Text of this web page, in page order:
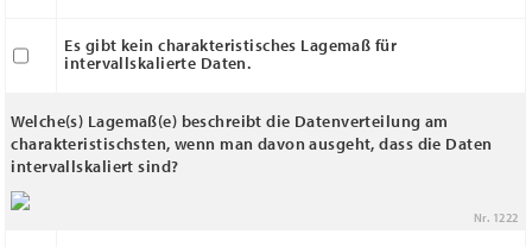
Es gibt kein charakteristisches Lagemaß für
intervallskalierte Daten.
Welche(s) Lagemaß(e) beschreibt die Datenverteilung am
charakteristischsten, wenn man davon ausgeht, dass die Daten
intervallskaliert sind?
Nr. 1222